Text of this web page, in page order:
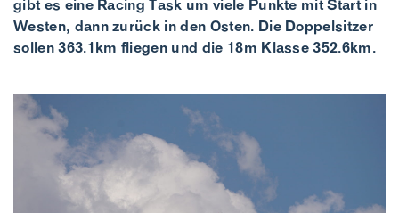
gibt es eine Racing Task um viele Punkte mit Start in
Westen, dann zurück in den Osten. Die Doppelsitzer
sollen 363.1km fliegen und die 18m Klasse 352.6km.